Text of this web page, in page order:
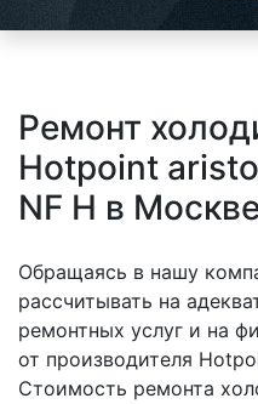
Ремонт
Hotpoint
NF H в
Обращаясь в нашу
рассчитывать на
ремонтных услуг и на
от производителя
Стоимость ремонта